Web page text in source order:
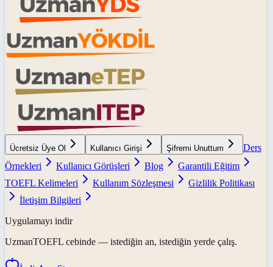
Ücretsiz Üye Ol Kullanıcı Girişi Şifremi Unuttum
Ders
Örnekleri
Kullanıcı Görüşleri Blog
Garantili Eğitim
TOEFL Kelimeleri
Kullanım Sözleşmesi
Gizlilik Politikası
İletişim Bilgileri
Uygulamayı indir
UzmanTOEFL cebinde — istediğin an, istediğin yerde çalış.